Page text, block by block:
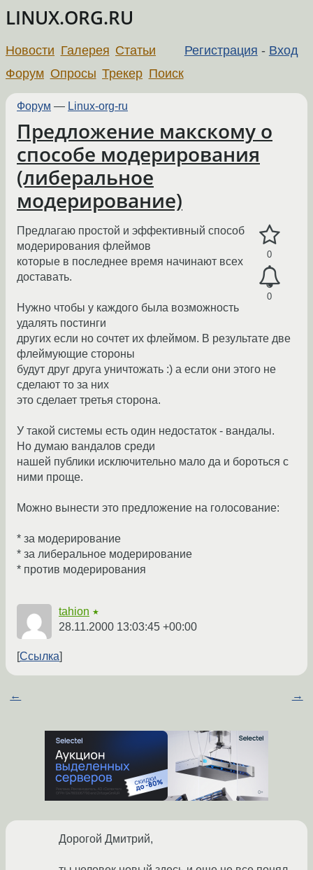
LINUX.ORG.RU
Регистрация - Вход
Новости Галерея Статьи
Форум Опросы Трекер Поиск
Форум — Linux-org-ru
Предложение макскому о
способе модерирования
(либеральное
модерирование)
0
0
Предлагаю простой и эффективный способ
модерирования флеймов
которые в последнее время начинают всех
доставать.
Нужно чтобы у каждого была возможность
удалять постинги
других если но сочтет их флеймом. В результате две
флеймующие стороны
будут друг друга уничтожать :) а если они этого не
сделают то за них
это сделает третья сторона.
У такой системы есть один недостаток - вандалы.
Но думаю вандалов среди
нашей публики исключительно мало да и бороться с
ними проще.
Можно вынести это предложение на голосование:
* за модерирование
* за либеральное модерирование
* против модерирования
tahion ★
28.11.2000 13:03:45 +00:00
Ссылка
← →
Дорогой Дмитрий,